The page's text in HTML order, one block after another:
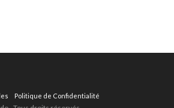
Politique de Confidentialité